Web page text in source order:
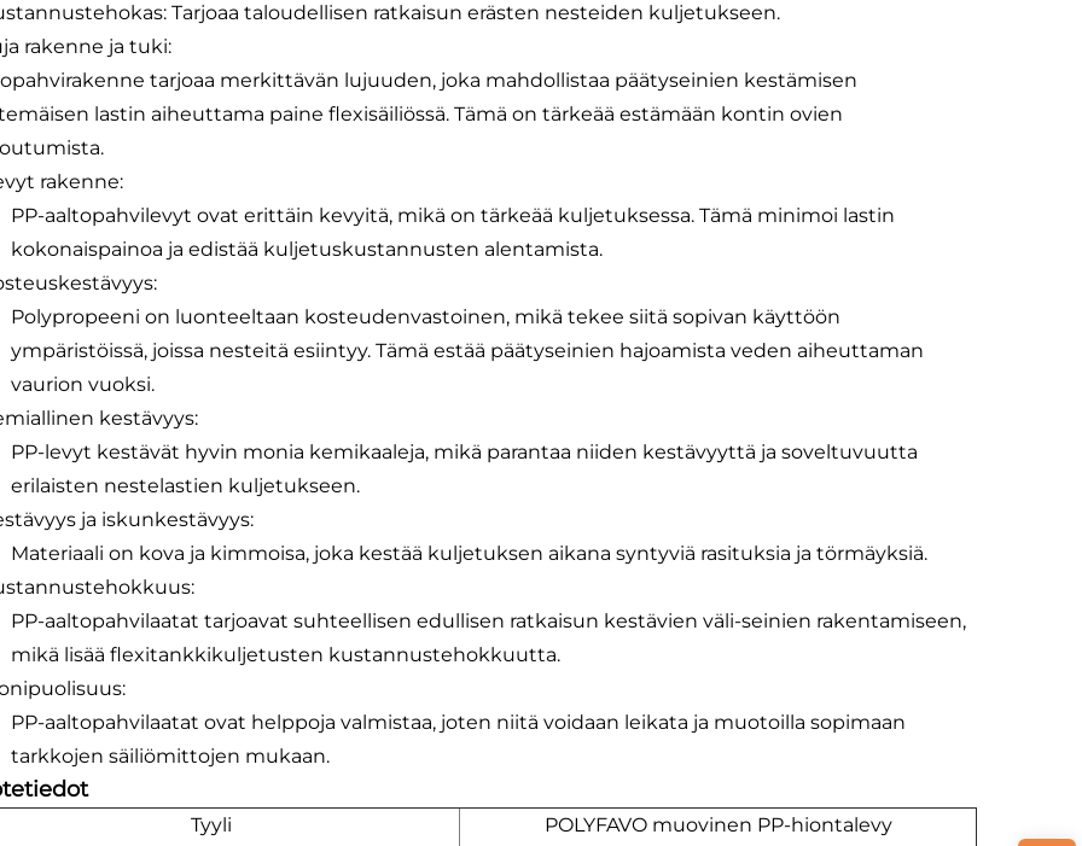
Tarjoaa taloudellisen ratkaisun erästen nesteiden kuljetukseen.
rakenne ja tuki:
tarjoaa merkittävän lujuuden, joka mahdollistaa päätyseinien kestämisen
lastin aiheuttama paine flexisäiliössä. Tämä on tärkeää estämään kontin ovien
rakenne:
PP-aaltopahvilevyt ovat erittäin kevyitä, mikä on tärkeää kuljetuksessa. Tämä minimoi lastin
kokonaispainoa ja edistää kuljetuskustannusten alentamista.
Polypropeeni on luonteeltaan kosteudenvastoinen, mikä tekee siitä sopivan käyttöön
ympäristöissä, joissa nesteitä esiintyy. Tämä estää päätyseinien hajoamista veden aiheuttaman
vaurion vuoksi.
kestävyys:
PP-levyt kestävät hyvin monia kemikaaleja, mikä parantaa niiden kestävyyttä ja soveltuvuutta
erilaisten nestelastien kuljetukseen.
ja iskunkestävyys:
Materiaali on kova ja kimmoisa, joka kestää kuljetuksen aikana syntyviä rasituksia ja törmäyksiä.
PP-aaltopahvilaatat tarjoavat suhteellisen edullisen ratkaisun kestävien väli-seinien rakentamiseen,
mikä lisää flexitankkikuljetusten kustannustehokkuutta.
PP-aaltopahvilaatat ovat helppoja valmistaa, joten niitä voidaan leikata ja muotoilla sopimaan
tarkkojen säiliömittojen mukaan.
Tyyli
POLYFAVO muovinen PP-hiontalevy